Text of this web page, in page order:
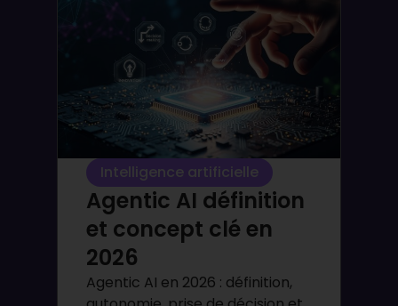
Intelligence artificielle
Agentic AI définition
et concept clé en
2026
Agentic AI en 2026 : définition,